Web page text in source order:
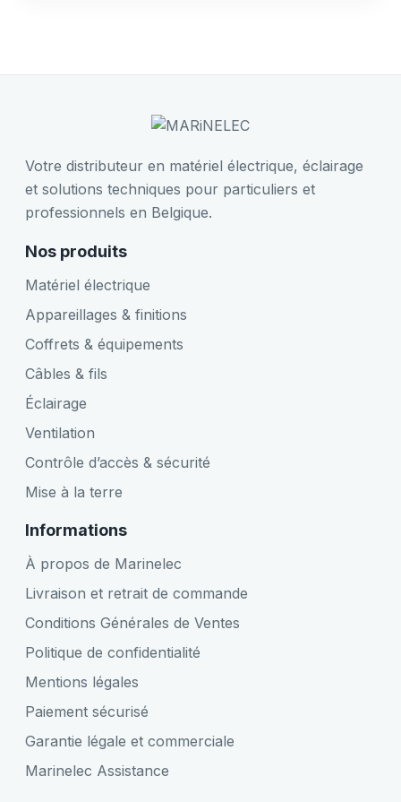
Votre distributeur en matériel électrique, éclairage
et solutions techniques pour particuliers et
professionnels en Belgique.
Nos produits
Matériel électrique
Appareillages & finitions
Coffrets & équipements
Câbles & fils
Éclairage
Ventilation
Contrôle d’accès & sécurité
Mise à la terre
Informations
À propos de Marinelec
Livraison et retrait de commande
Conditions Générales de Ventes
Politique de confidentialité
Mentions légales
Paiement sécurisé
Garantie légale et commerciale
Marinelec Assistance